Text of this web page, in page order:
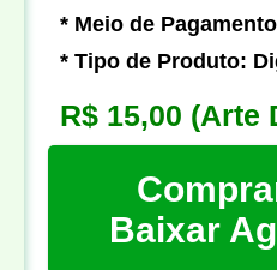
* Meio de
* Tipo de Produto:
R$ 15,00 (Arte
Baixar